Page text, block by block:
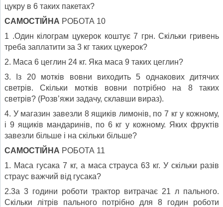
цукру в 6 таких пакетах?
САМОСТІЙНА РОБОТА 10
1 .Один кілограм цукерок коштує 7 грн. Скільки гривень
треба заплатити за 3 кг таких цукерок?
2. Маса 6 цеглин 24 кг. Яка маса 9 таких цеглин?
3. Із 20 мотків вовни виходить 5 однакових дитячих
светрів. Скільки мотків вовни потрібно на 8 таких
светрів? (Розв’яжи задачу, склавши вираз).
4. У магазин завезли 8 ящиків лимонів, по 7 кг у кожному,
і 9 ящиків мандаринів, по 6 кг у кожному. Яких фруктів
завезли більше і на скільки більше?
САМОСТІЙНА РОБОТА 11
1. Маса гусака 7 кг, а маса страуса 63 кг. У скільки разів
страус важчий від гусака?
2.3а 3 години роботи трактор витрачає 21 л пального.
Скільки літрів пального потрібно для 8 годин роботи